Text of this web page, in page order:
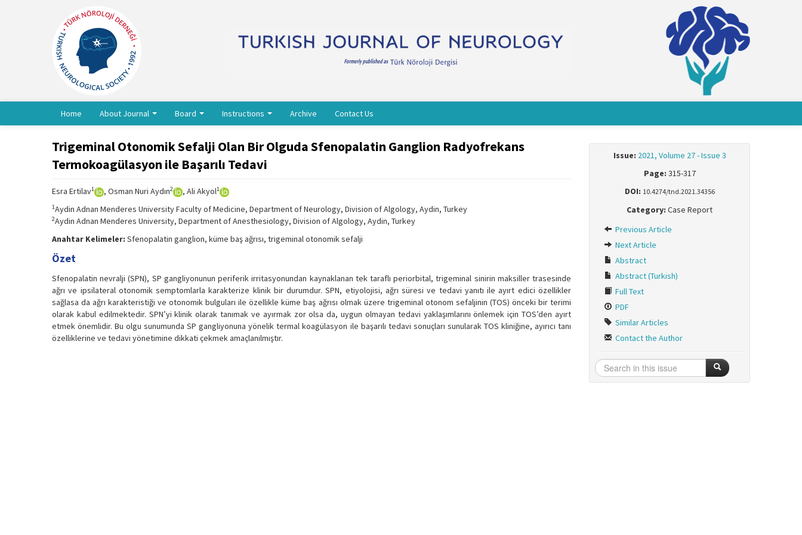
Home About Journal Board Instructions Archive Contact Us
Trigeminal Otonomik Sefalji Olan Bir Olguda Sfenopalatin Ganglion Radyofrekans
Termokoagülasyon ile Başarılı Tedavi
Esra Ertilav1 , Osman Nuri Aydın2 , Ali Akyol1
1Aydin Adnan Menderes University Faculty of Medicine, Department of Neurology, Division of Algology, Aydin, Turkey
2Aydin Adnan Menderes University, Department of Anesthesiology, Division of Algology, Aydin, Turkey
Anahtar Kelimeler: Sfenopalatin ganglion, küme baş ağrısı, trigeminal otonomik sefalji
Özet
Sfenopalatin nevralji (SPN), SP gangliyonunun periferik irritasyonundan kaynaklanan tek taraflı periorbital, trigeminal sinirin maksiller trasesinde
ağrı ve ipsilateral otonomik semptomlarla karakterize klinik bir durumdur. SPN, etiyolojisi, ağrı süresi ve tedavi yanıtı ile ayırt edici özellikler
sağlasa da ağrı karakteristiği ve otonomik bulguları ile özellikle küme baş ağrısı olmak üzere trigeminal otonom sefaljinin (TOS) önceki bir terimi
olarak kabul edilmektedir. SPN’yi klinik olarak tanımak ve ayırmak zor olsa da, uygun olmayan tedavi yaklaşımlarını önlemek için TOS’den ayırt
etmek önemlidir. Bu olgu sunumunda SP gangliyonuna yönelik termal koagülasyon ile başarılı tedavi sonuçları sunularak TOS kliniğine, ayırıcı tanı
özelliklerine ve tedavi yönetimine dikkati çekmek amaçlanılmıştır.
Issue: 2021, Volume 27 - Issue 3
Page: 315-317
DOI: 10.4274/tnd.2021.34356
Category: Case Report
Previous Article
Next Article
Abstract
Abstract (Turkish)
Full Text
PDF
Similar Articles
Contact the Author